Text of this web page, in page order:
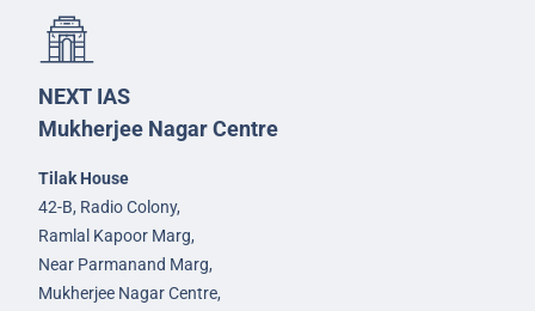
NEXT IAS
Mukherjee Nagar Centre
Tilak House
42-B, Radio Colony,
Ramlal Kapoor Marg,
Near Parmanand Marg,
Mukherjee Nagar Centre,